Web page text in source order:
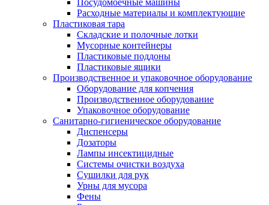
Посудомоечные машины
Расходные материалы и комплектующие
Пластиковая тара
Складские и полочные лотки
Мусорные контейнеры
Пластиковые поддоны
Пластиковые ящики
Производственное и упаковочное оборудование
Оборудование для копчения
Производственное оборудование
Упаковочное оборудование
Санитарно-гигиеническое оборудование
Диспенсеры
Дозаторы
Лампы инсектицидные
Системы очистки воздуха
Сушилки для рук
Урны для мусора
Фены